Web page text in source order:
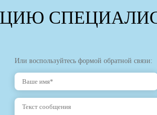
Или воспользуйтесь формой обратной связи: